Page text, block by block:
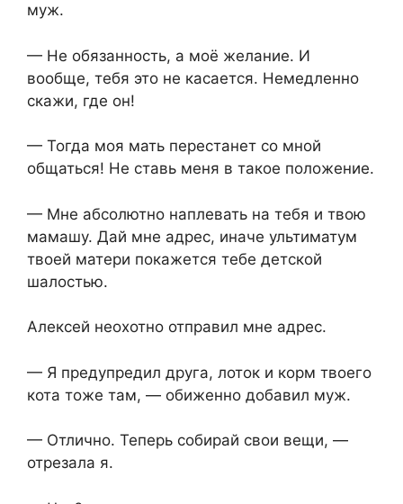
муж.
— Не обязанность, а моё желание. И
вообще, тебя это не касается. Немедленно
скажи, где он!
— Тогда моя мать перестанет со мной
общаться! Не ставь меня в такое положение.
— Мне абсолютно наплевать на тебя и твою
мамашу. Дай мне адрес, иначе ультиматум
твоей матери покажется тебе детской
шалостью.
Алексей неохотно отправил мне адрес.
— Я предупредил друга, лоток и корм твоего
кота тоже там, — обиженно добавил муж.
— Отлично. Теперь собирай свои вещи, —
отрезала я.